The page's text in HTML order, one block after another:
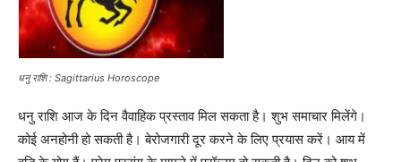
धनु राशि : Sagittarius Horoscope
धनु राशि आज के दिन वैवाहिक प्रस्ताव मिल सकता है। शुभ समाचार मिलेंगे।
कोई अनहोनी हो सकती है। बेरोजगारी दूर करने के लिए प्रयास करें। आय में